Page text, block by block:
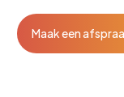
Maak een